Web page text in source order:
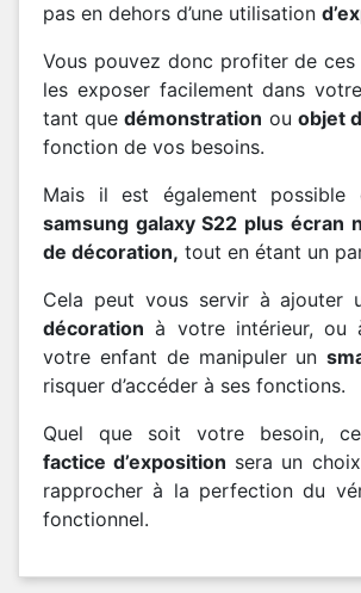
pas en dehors d’une utilisation
Vous pouvez donc profiter de ces
les exposer facilement dans votre
tant quedémonstration ou objet
fonction de vos besoins.
Mais il est également possible
samsung galaxy S22 plus écran
de décoration, tout en étant un
Cela peut vous servir à ajouter
décoration à votre intérieur, ou
votre enfant de manipuler un
risquer d’accéder à ses fonctions.
Quel que soit votre besoin,
factice d’exposition sera un
rapprocher à la perfection du
fonctionnel.